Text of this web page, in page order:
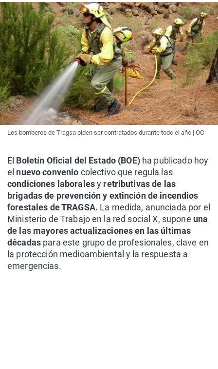
Los bomberos de Tragsa piden ser contratados durante todo el año | OC
El Boletín Oficial del Estado (BOE)ha publicado hoy
el nuevo convenio colectivo que regula las
condiciones laboralesy retributivas de las
brigadas de prevención y extinción de incendios
forestales de TRAGSA. La medida, anunciada por el
Ministerio de Trabajo en la red social X, supone una
de las mayores actualizaciones en las últimas
décadas para este grupo de profesionales, clave en
la protección medioambiental y la respuesta a
emergencias.